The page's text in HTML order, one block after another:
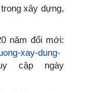
xây dựng,
năm đổi mới:
xay-dung-
cập ngày